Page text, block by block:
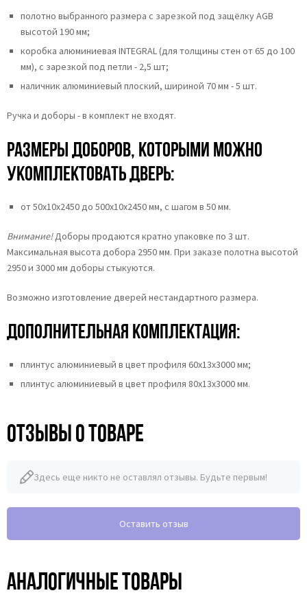
полотно выбранного размера с зарезкой под защёлку AGB
высотой 190 мм;
коробка алюминиевая INTEGRAL (для толщины стен от 65 до 100
мм), с зарезкой под петли - 2,5 шт;
наличник алюминиевый плоский, шириной 70 мм - 5 шт.
Ручка и доборы - в комплект не входят.
Размеры доборов, которыми можно
укомплектовать дверь:
от 50х10х2450 до 500х10х2450 мм, с шагом в 50 мм.
Внимание!Доборы продаются кратно упаковке по 3 шт.
Максимальная высота добора 2950 мм. При заказе полотна высотой
2950 и 3000 мм доборы стыкуются.
Возможно изготовление дверей нестандартного размера.
Дополнительная комплектация:
плинтус алюминиевый в цвет профиля 60х13х3000 мм;
плинтус алюминиевый в цвет профиля 80х13х3000 мм.
Отзывы о товаре
Здесь еще никто не оставлял отзывы. Будьте первым!
Оставить отзыв
Аналогичные товары